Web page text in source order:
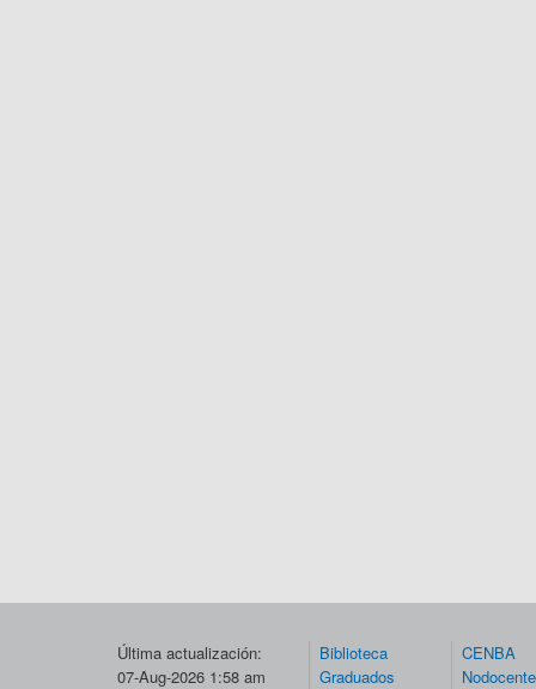
Última actualización:
07-Aug-2026 1:58 am
Biblioteca
Graduados
CENBA